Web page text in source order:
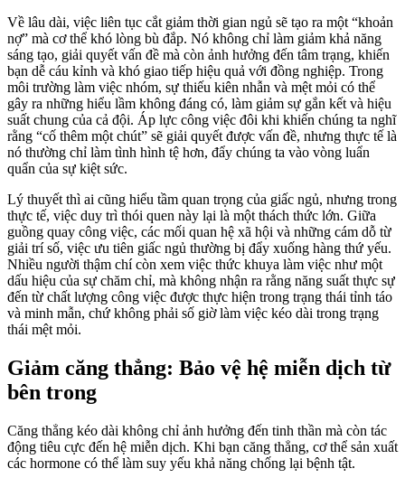
Về lâu dài, việc liên tục cắt giảm thời gian ngủ sẽ tạo ra một “khoản
nợ” mà cơ thể khó lòng bù đắp. Nó không chỉ làm giảm khả năng
sáng tạo, giải quyết vấn đề mà còn ảnh hưởng đến tâm trạng, khiến
bạn dễ cáu kỉnh và khó giao tiếp hiệu quả với đồng nghiệp. Trong
môi trường làm việc nhóm, sự thiếu kiên nhẫn và mệt mỏi có thể
gây ra những hiểu lầm không đáng có, làm giảm sự gắn kết và hiệu
suất chung của cả đội. Áp lực công việc đôi khi khiến chúng ta nghĩ
rằng “cố thêm một chút” sẽ giải quyết được vấn đề, nhưng thực tế là
nó thường chỉ làm tình hình tệ hơn, đẩy chúng ta vào vòng luẩn
quẩn của sự kiệt sức.
Lý thuyết thì ai cũng hiểu tầm quan trọng của giấc ngủ, nhưng trong
thực tế, việc duy trì thói quen này lại là một thách thức lớn. Giữa
guồng quay công việc, các mối quan hệ xã hội và những cám dỗ từ
giải trí số, việc ưu tiên giấc ngủ thường bị đẩy xuống hàng thứ yếu.
Nhiều người thậm chí còn xem việc thức khuya làm việc như một
dấu hiệu của sự chăm chỉ, mà không nhận ra rằng năng suất thực sự
đến từ chất lượng công việc được thực hiện trong trạng thái tỉnh táo
và minh mẫn, chứ không phải số giờ làm việc kéo dài trong trạng
thái mệt mỏi.
Giảm căng thẳng: Bảo vệ hệ miễn dịch từ
bên trong
Căng thẳng kéo dài không chỉ ảnh hưởng đến tinh thần mà còn tác
động tiêu cực đến hệ miễn dịch. Khi bạn căng thẳng, cơ thể sản xuất
các hormone có thể làm suy yếu khả năng chống lại bệnh tật.